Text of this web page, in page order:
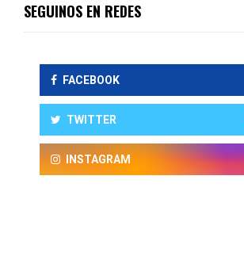
SEGUINOS EN REDES
FACEBOOK
TWITTER
INSTAGRAM